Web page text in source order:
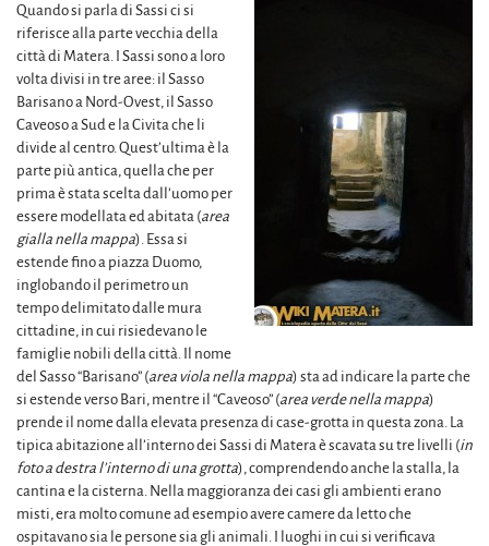
Quando si parla di Sassi ci si
riferisce alla parte vecchia della
città di Matera. I Sassi sono a loro
volta divisi in tre aree: il Sasso
Barisano a Nord-Ovest, il Sasso
Caveoso a Sud e la Civita che li
divide al centro. Quest’ultima è la
parte più antica, quella che per
prima è stata scelta dall’uomo per
essere modellata ed abitata (area
gialla nella mappa). Essa si
estende fino a piazza Duomo,
inglobando il perimetro un
tempo delimitato dalle mura
cittadine, in cui risiedevano le
famiglie nobili della città. Il nome
del Sasso “Barisano” (area viola nella mappa) sta ad indicare la parte che
si estende verso Bari, mentre il “Caveoso” (area verde nella mappa)
prende il nome dalla elevata presenza di case-grotta in questa zona. La
tipica abitazione all’interno dei Sassi di Matera è scavata su tre livelli (in
foto a destra l’interno di una grotta), comprendendo anche la stalla, la
cantina e la cisterna. Nella maggioranza dei casi gli ambienti erano
misti, era molto comune ad esempio avere camere da letto che
ospitavano sia le persone sia gli animali. I luoghi in cui si verificava